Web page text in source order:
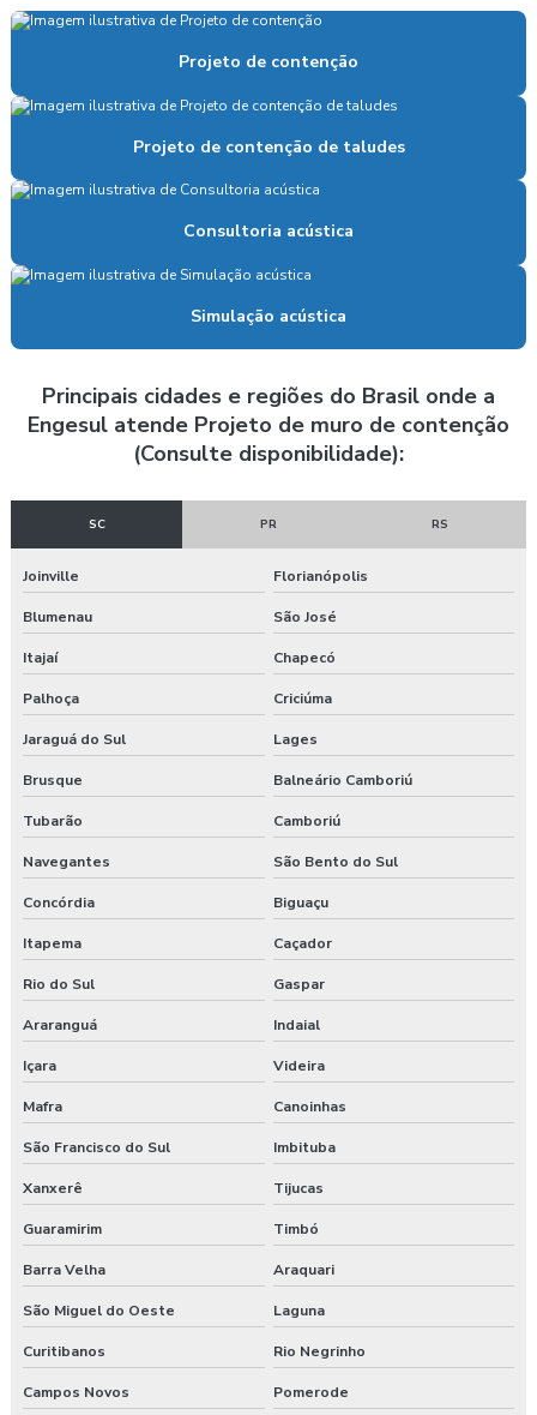
Laudo de conformidade acústica
Laudo de conforto acústico
Laudo de desempenho acústico
Laudo de desempenho lumínico
Laudo de desempenho térmico
Laudo de isolamento acústico
Laudo luminotécnico
Laudo de manifestação patológica
Laudo nbr 10151
Laudo norma de desempenho
Laudo de patologia
Laudo predial
Laudo de ruído ambiental
Laudo de ruído de vizinhança
Laudo de segurança estrutural
Laudo de simulação térmica
Laudo técnico acústico
Laudo técnico estrutural
Laudo técnico de inspeção predial
Laudo técnico de vistoria predial
Laudo de vistoria cautelar de vizinhança
Laudo de vistoria predial
Laudo de vizinhança
Projeto de contenção
Projeto de contenção de taludes
Consultoria acústica
Simulação acústica
Principais cidades e regiões do Brasil onde a
Engesul atende Projeto de muro de contenção
(Consulte disponibilidade):
SC PR RS
Joinville Florianópolis
Blumenau São José
Itajaí Chapecó
Palhoça Criciúma
Jaraguá do Sul Lages
Brusque Balneário Camboriú
Tubarão Camboriú
Navegantes São Bento do Sul
Concórdia Biguaçu
Itapema Caçador
Rio do Sul Gaspar
Araranguá Indaial
Içara Videira
Mafra Canoinhas
São Francisco do Sul Imbituba
Xanxerê Tijucas
Guaramirim Timbó
Barra Velha Araquari
São Miguel do Oeste Laguna
Curitibanos Rio Negrinho
Campos Novos Pomerode